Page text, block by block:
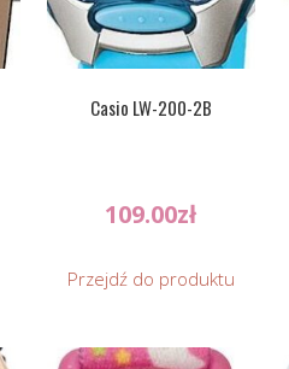
Casio LW-200-2B
109.00zł
Przejdź do produktu